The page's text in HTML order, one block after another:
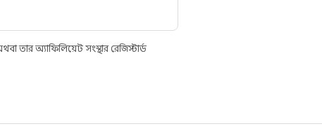
তার অ্যাফিলিয়েট সংস্থার রেজিস্টার্ড